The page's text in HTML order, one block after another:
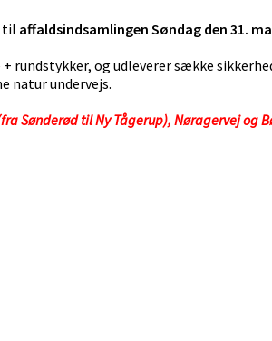
til affaldsindsamlingen Søndag den 31.
rundstykker, og udleverer sække
natur undervejs.
Sønderød til Ny Tågerup), Nøragervej og